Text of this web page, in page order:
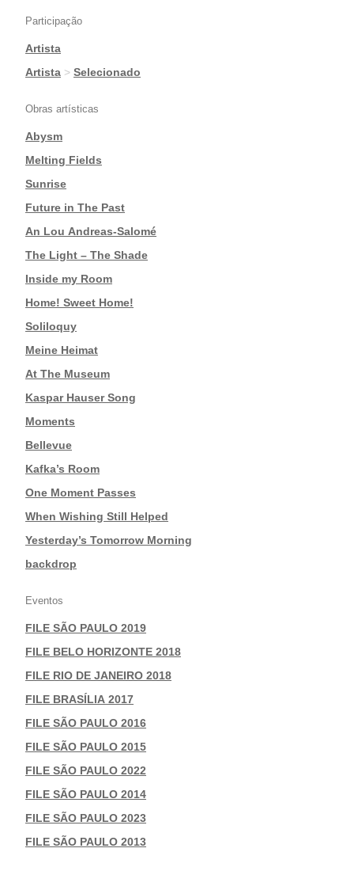
Participação
Artista
|Artista > Selecionado
Obras artísticas
Abysm
|Melting Fields
|Sunrise
|Future in The Past
|An Lou Andreas-Salomé
|The Light – The Shade
|Inside my Room
|Home! Sweet Home!
|Soliloquy
|Meine Heimat
|At The Museum
|Kaspar Hauser Song
|Moments
|Bellevue
|Kafka’s Room
|One Moment Passes
|When Wishing Still Helped
|Yesterday’s Tomorrow Morning
|backdrop
Eventos
FILE SÃO PAULO 2019
|FILE BELO HORIZONTE 2018
|FILE RIO DE JANEIRO 2018
|FILE BRASÍLIA 2017
|FILE SÃO PAULO 2016
|FILE SÃO PAULO 2015
|FILE SÃO PAULO 2022
|FILE SÃO PAULO 2014
|FILE SÃO PAULO 2023
|FILE SÃO PAULO 2013